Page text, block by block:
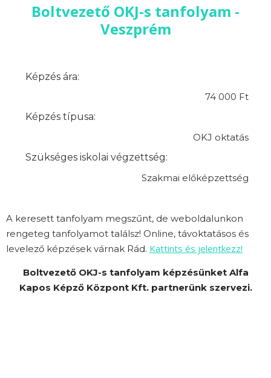
Boltvezető OKJ-s tanfolyam -
Veszprém
Képzés ára:
74 000 Ft
Képzés típusa:
OKJ oktatás
Szükséges iskolai végzettség:
Szakmai előképzettség
A keresett tanfolyam megszűnt, de weboldalunkon
rengeteg tanfolyamot találsz! Online, távoktatásos és
levelező képzések várnak Rád. Kattints és jelentkezz!
Boltvezető OKJ-s tanfolyam képzésünket Alfa
Kapos Képző Központ Kft. partnerünk szervezi.